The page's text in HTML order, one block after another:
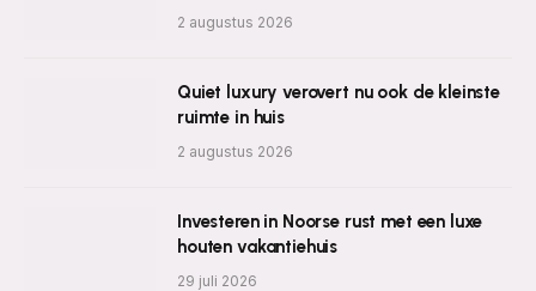
2 augustus 2026
Quiet luxury verovert nu ook de kleinste
ruimte in huis
2 augustus 2026
Investeren in Noorse rust met een luxe
houten vakantiehuis
29 juli 2026